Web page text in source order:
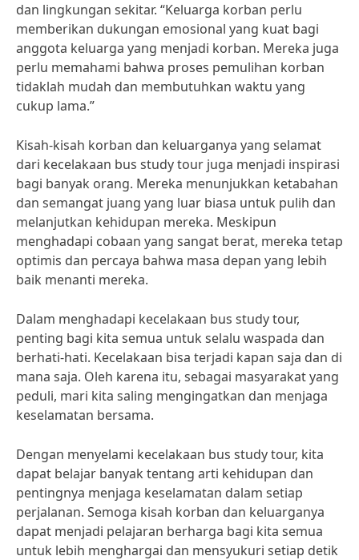
dan lingkungan sekitar. “Keluarga korban perlu
memberikan dukungan emosional yang kuat bagi
anggota keluarga yang menjadi korban. Mereka juga
perlu memahami bahwa proses pemulihan korban
tidaklah mudah dan membutuhkan waktu yang
cukup lama.”
Kisah-kisah korban dan keluarganya yang selamat
dari kecelakaan bus study tour juga menjadi inspirasi
bagi banyak orang. Mereka menunjukkan ketabahan
dan semangat juang yang luar biasa untuk pulih dan
melanjutkan kehidupan mereka. Meskipun
menghadapi cobaan yang sangat berat, mereka tetap
optimis dan percaya bahwa masa depan yang lebih
baik menanti mereka.
Dalam menghadapi kecelakaan bus study tour,
penting bagi kita semua untuk selalu waspada dan
berhati-hati. Kecelakaan bisa terjadi kapan saja dan di
mana saja. Oleh karena itu, sebagai masyarakat yang
peduli, mari kita saling mengingatkan dan menjaga
keselamatan bersama.
Dengan menyelami kecelakaan bus study tour, kita
dapat belajar banyak tentang arti kehidupan dan
pentingnya menjaga keselamatan dalam setiap
perjalanan. Semoga kisah korban dan keluarganya
dapat menjadi pelajaran berharga bagi kita semua
untuk lebih menghargai dan mensyukuri setiap detik